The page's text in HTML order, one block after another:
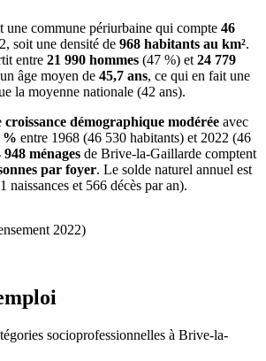
une commune périurbaine qui compte 46
soit une densité de 968 habitants au km².
entre 21 990 hommes (47 %) et 24 779
âge moyen de 45,7 ans, ce qui en fait une
la moyenne nationale (42 ans).
croissance démographique modérée avec
% entre 1968 (46 530 habitants) et 2022 (46
948 ménages de Brive-la-Gaillarde comptent
par foyer. Le solde naturel annuel est
naissances et 566 décès par an).
2022)
socioprofessionnelles à Brive-la-